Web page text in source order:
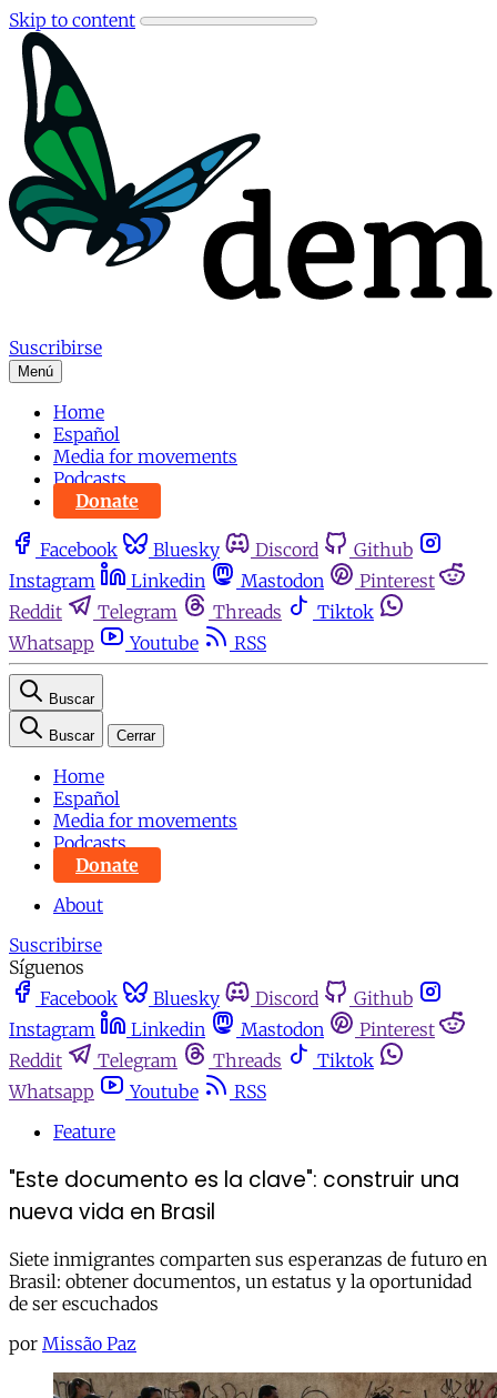
Skip to content
Suscribirse
Menú
Home
Español
Media for movements
Podcasts
Donate
Facebook Bluesky Discord
Github
Instagram
Linkedin Mastodon
Pinterest
Reddit
Telegram Threads
Tiktok
Whatsapp
Youtube RSS
Buscar
Buscar Cerrar
Home
Español
Media for movements
Podcasts
Donate
About
Suscribirse
Síguenos
Facebook
Bluesky Discord
Github
Instagram
Linkedin Mastodon
Pinterest
Reddit
Telegram Threads
Tiktok
Whatsapp
Youtube
RSS
Feature
"Este documento es la clave": construir una
nueva vida en Brasil
Siete inmigrantes comparten sus esperanzas de futuro en
Brasil: obtener documentos, un estatus y la oportunidad
de ser escuchados
por Missão Paz